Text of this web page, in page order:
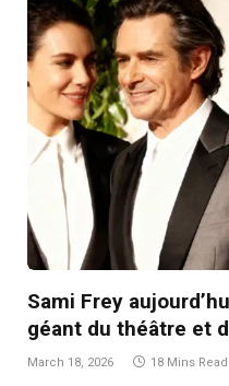
Sami Frey
géant du théâtre et
March 18, 2026 18 Mins Read